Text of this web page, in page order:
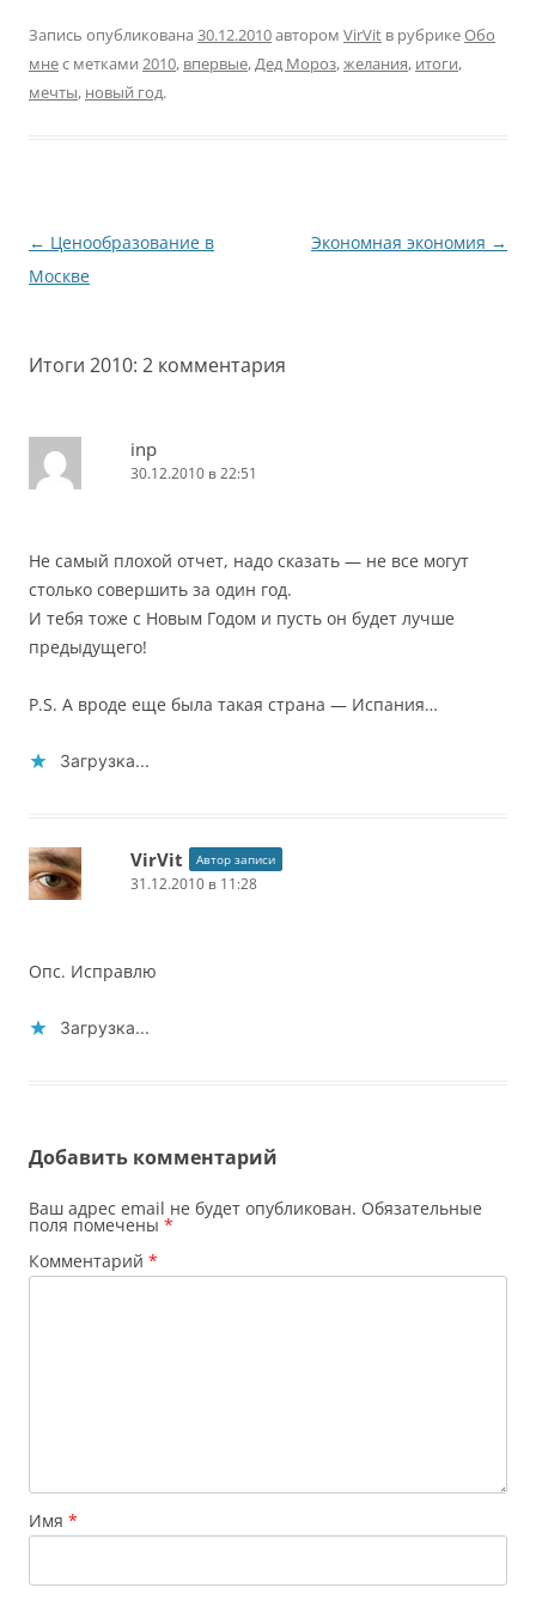
много думаем. Часто мы
много бываем одни.
Часто мы не глупее
других. Часто мы много
Запись опубликована 30.12.2010автором VirVit в рубрикеОбо
мнес метками 2010, впервые,Дед Мороз,желания, итоги,
мечты, новый год.
Навигация
по
← Ценообразование в
Москве
Экономная экономия →
Итоги 2010: 2 комментария
inp
30.12.2010 в 22:51
Не самый плохой отчет, надо сказать — не все могут
столько совершить за один год.
И тебя тоже с Новым Годом и пусть он будет лучше
предыдущего!
P.S. А вроде еще была такая страна — Испания…
Загрузка...
VirVit Автор записи
31.12.2010 в 11:28
Опс. Исправлю
Загрузка...
Добавить комментарий
Ваш адрес email не будет опубликован. Обязательные
поля помечены *
Комментарий *
Имя *